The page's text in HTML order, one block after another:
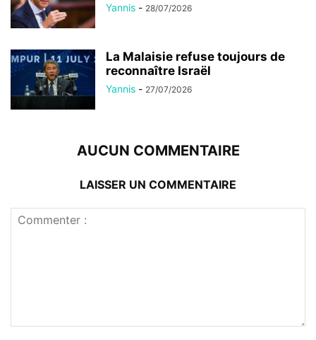
Yannis - 28/07/2026
La Malaisie refuse toujours de
reconnaître Israël
Yannis - 27/07/2026
AUCUN COMMENTAIRE
LAISSER UN COMMENTAIRE